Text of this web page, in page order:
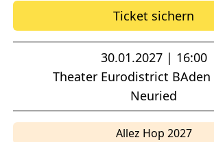
Ticket sichern
30.01.2027 | 16:00
Theater Eurodistrict BAden
Neuried
Allez Hop 2027